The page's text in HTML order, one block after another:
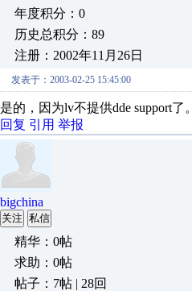
年度积分：0
历史总积分：89
注册：2002年11月26日
发表于：2003-02-25 15:45:00
是的，因为lv不提供dde support了。
回复 引用 举报
bigchina
关注 私信
精华：0帖
求助：0帖
帖子：7帖 | 28回